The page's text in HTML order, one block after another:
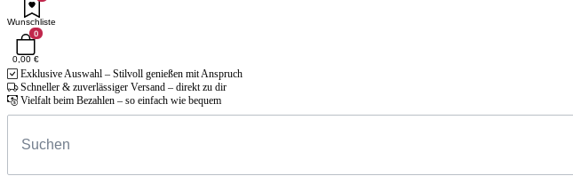
Wunschliste
0
0,00 €
Exklusive Auswahl – Stilvoll genießen mit Anspruch
Schneller & zuverlässiger Versand – direkt zu dir
Vielfalt beim Bezahlen – so einfach wie bequem